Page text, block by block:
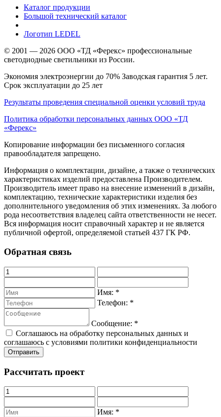
Каталог продукции
Большой технический каталог
Логотип LEDEL
© 2001 — 2026 ООО «ТД «Ферекс» профессиональные
светодиодные светильники из России.
Экономия электроэнергии до 70% Заводская гарантия 5 лет.
Срок эксплуатации до 25 лет
Результаты проведения специальной оценки условий труда
Политика обработки персональных данных ООО «ТД
«Ферекс»
Копирование информации без письменного согласия
правообладателя запрещено.
Информация о комплектации, дизайне, а также о технических
характеристиках изделий предоставлена Производителем.
Производитель имеет право на внесение изменений в дизайн,
комплектацию, технические характеристики изделия без
дополнительного уведомления об этих изменениях. За любого
рода несоответствия владелец сайта ответственности не несет.
Вся информация носит справочный характер и не является
публичной офертой, определяемой статьей 437 ГК РФ.
Обратная связь
Имя: *
Телефон: *
Сообщение: *
Соглашаюсь на обработку персональных данных и
соглашаюсь с условиями политики конфиденциальности
Рассчитать проект
Имя: *